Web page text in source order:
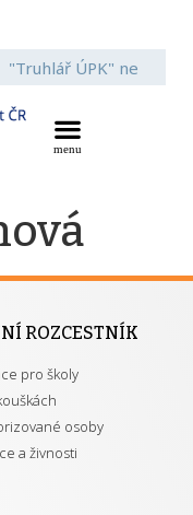
ROZCESTNÍK
pro školy
osoby
a živnosti